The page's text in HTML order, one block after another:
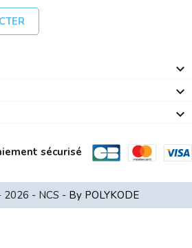
HEDEN 600 Mbps...



sécurisé
- NCS - By POLYKODE